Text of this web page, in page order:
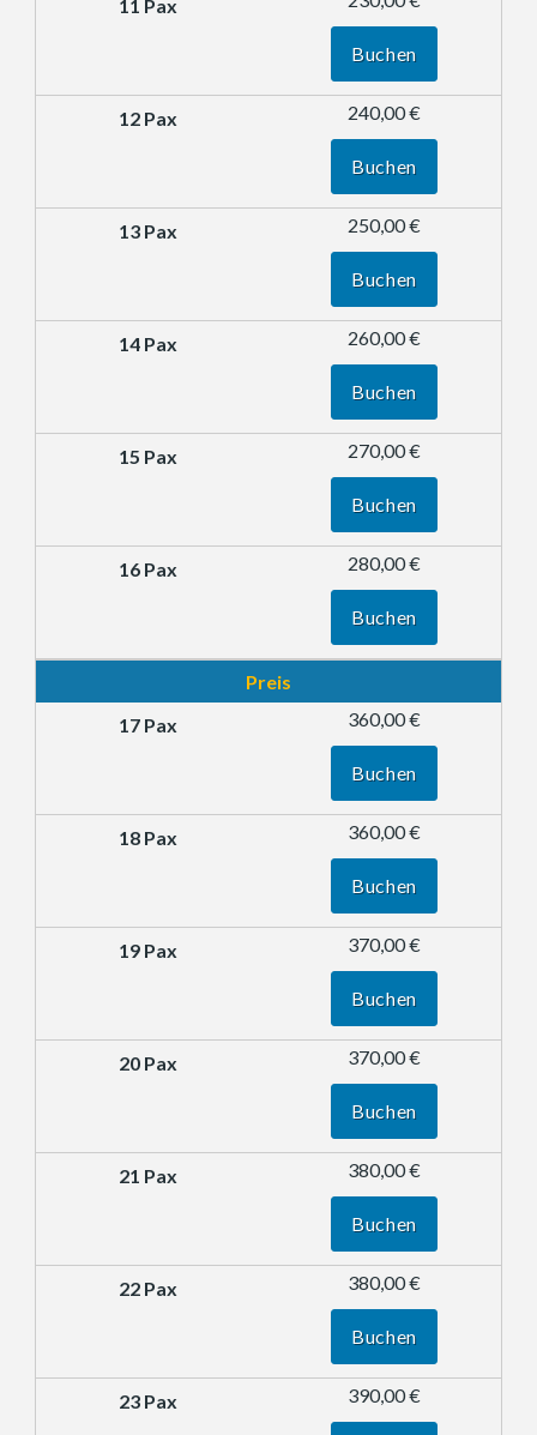
Buchen
240,00 €
Buchen
250,00 €
Buchen
260,00 €
Buchen
270,00 €
Buchen
280,00 €
Buchen
Preis
360,00 €
Buchen
360,00 €
Buchen
370,00 €
Buchen
370,00 €
Buchen
380,00 €
Buchen
380,00 €
Buchen
390,00 €